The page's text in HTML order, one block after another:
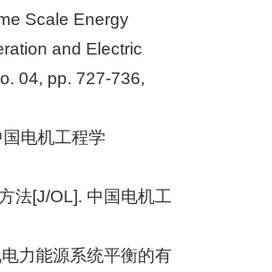
Scale Energy
and Electric
04, pp. 727-736,
电机工程学
法[J/OL]. 中国电机工
力能源系统平衡的有